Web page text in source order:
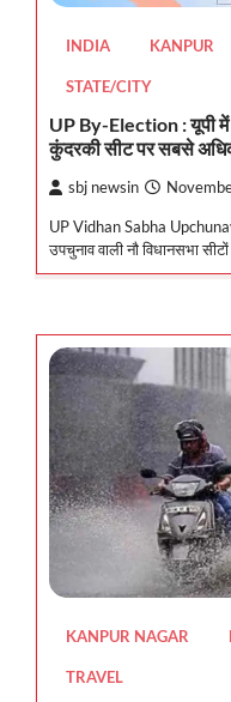
INDIA KANPUR
STATE/CITY
UP By-Election : यूपी
कुंदरकी सीट पर सबसे
sbj newsin
UP Vidhan Sabha
उपचुनाव वाली नाै विधानसभा
KANPUR NAGAR
TRAVEL